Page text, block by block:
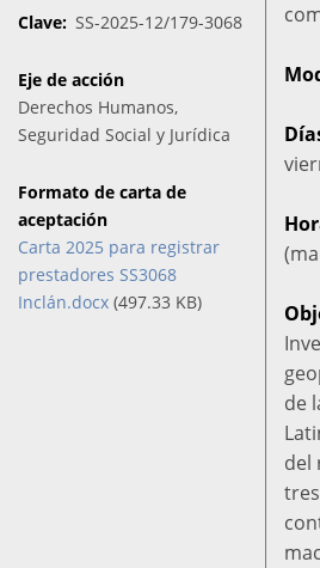
Clave SS-2025-12/179-3068
Eje de acción
Derechos Humanos,
Seguridad Social y Jurídica
Formato de carta de
aceptación
Carta 2025 para registrar
prestadores SS3068
Inclán.docx (497.33 KB)
de
del